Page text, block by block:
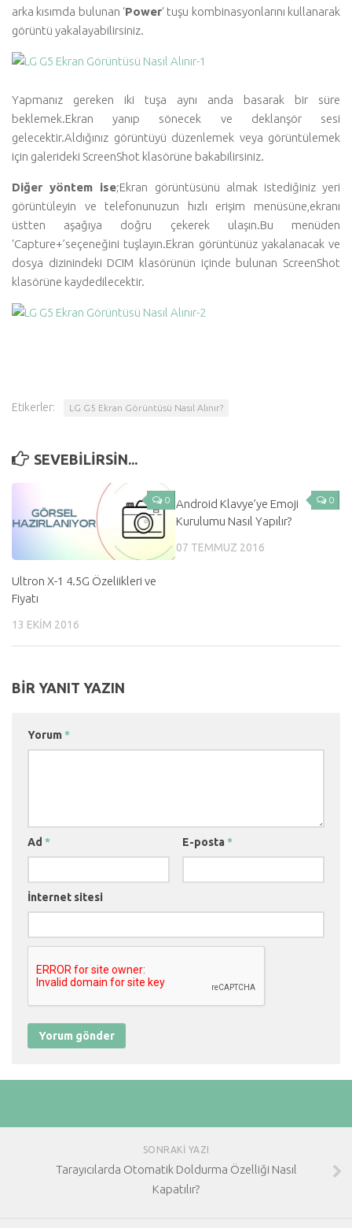
arka kısımda bulunan ‘Power‘ tuşu kombinasyonlarını kullanarak
görüntü yakalayabilirsiniz.
Yapmanız gereken iki tuşa aynı anda basarak bir süre
beklemek.Ekran yanıp sönecek ve deklanşör sesi
gelecektir.Aldığınız görüntüyü düzenlemek veya görüntülemek
için galerideki ScreenShot klasörüne bakabilirsiniz.
Diğer yöntem ise;Ekran görüntüsünü almak istediğiniz yeri
görüntüleyin ve telefonunuzun hızlı erişim menüsüne,ekranı
üstten aşağıya doğru çekerek ulaşın.Bu menüden
‘Capture+’seçeneğini tuşlayın.Ekran görüntünüz yakalanacak ve
dosya dizinindeki DCIM klasörünün içinde bulunan ScreenShot
klasörüne kaydedilecektir.
Etikerler: LG G5 Ekran Görüntüsü Nasıl Alınır?
SEVEBILIRSIN...
0
Ultron X-1 4.5G Özeliikleri ve
Fiyatı
13 EKIM 2016
0
Android Klavye’ye Emoji
Kurulumu Nasıl Yapılır?
07 TEMMUZ 2016
BIR YANIT YAZIN
Yorum *
Ad * E-posta *
İnternet sitesi
SONRAKI YAZI
Tarayıcılarda Otomatik Doldurma Özelliği Nasıl
Kapatılır?